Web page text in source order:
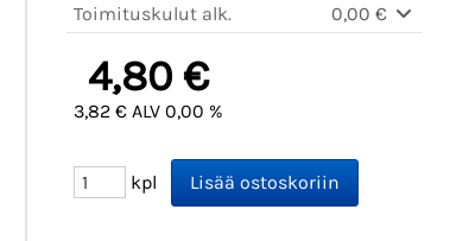
Toimituskulut alk.
0,00 €
4,80 €
3,82 € ALV 0,00 %
kpl